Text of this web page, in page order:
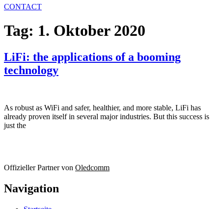
CONTACT
Tag: 1. Oktober 2020
LiFi: the applications of a booming
technology
As robust as WiFi and safer, healthier, and more stable, LiFi has
already proven itself in several major industries. But this success is
just the
Offizieller Partner von Oledcomm
Navigation